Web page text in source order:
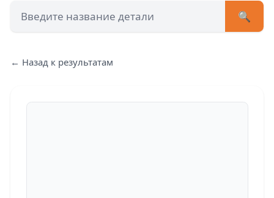
🔍
← Назад к результатам